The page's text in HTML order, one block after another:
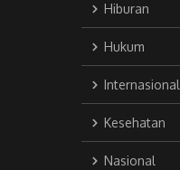
Hiburan
Hukum
Internasional
Kesehatan
Nasional